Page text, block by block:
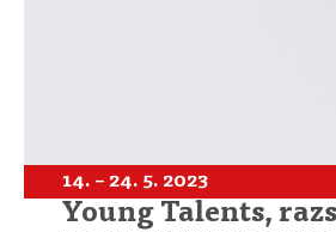
14. – 24. 5. 2023
Young Talents,